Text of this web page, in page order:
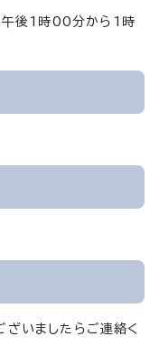
後1時00分から1時
ざいましたらご連絡く